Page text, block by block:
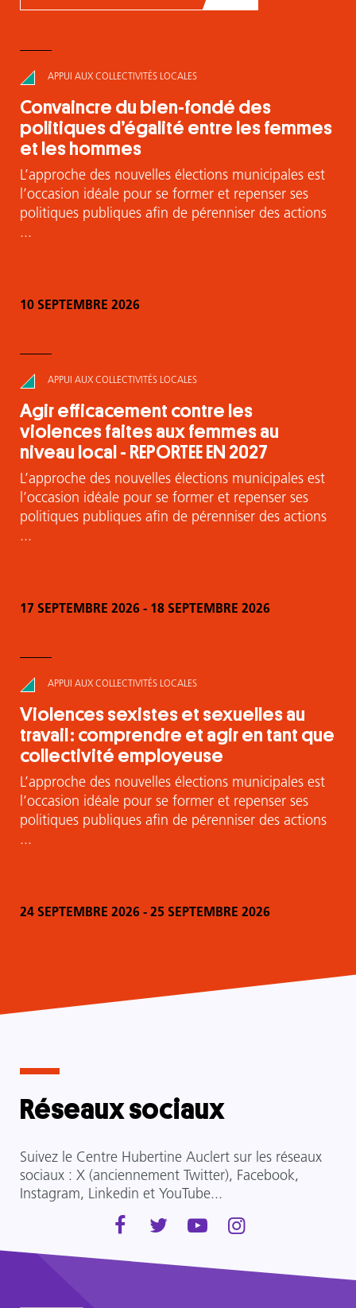
APPUI AUX COLLECTIVITÉS LOCALES
Convaincre du bien-fondé des
politiques d’égalité entre les femmes
et les hommes
L’approche des nouvelles élections municipales est
l’occasion idéale pour se former et repenser ses
politiques publiques afin de pérenniser des actions
...
10 SEPTEMBRE 2026
APPUI AUX COLLECTIVITÉS LOCALES
Agir efficacement contre les
violences faites aux femmes au
niveau local - REPORTEE EN 2027
L’approche des nouvelles élections municipales est
l’occasion idéale pour se former et repenser ses
politiques publiques afin de pérenniser des actions
...
17 SEPTEMBRE 2026 - 18 SEPTEMBRE 2026
APPUI AUX COLLECTIVITÉS LOCALES
Violences sexistes et sexuelles au
travail : comprendre et agir en tant que
collectivité employeuse
L’approche des nouvelles élections municipales est
l’occasion idéale pour se former et repenser ses
politiques publiques afin de pérenniser des actions
...
24 SEPTEMBRE 2026 - 25 SEPTEMBRE 2026
Réseaux sociaux
Suivez le Centre Hubertine Auclert sur les réseaux
sociaux : X (anciennement Twitter), Facebook,
Instagram, Linkedin et YouTube...